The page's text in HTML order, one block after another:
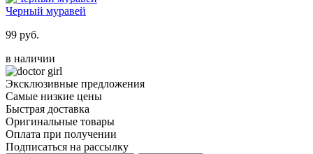
Черный муравей
99 руб.
в наличии
Эксклюзивные предложения
Самые низкие цены
Быстрая доставка
Оригинальные товары
Оплата при получении
Подписаться на рассылку